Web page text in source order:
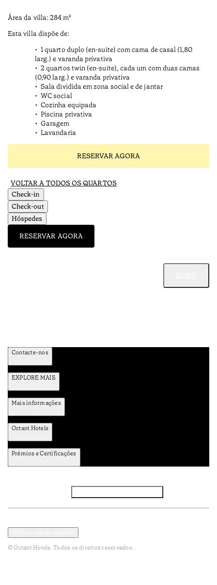
Área da villa: 284 m²
Esta villa dispõe de:
1 quarto duplo (en-suite) com cama de casal (1,80
larg.) e varanda privativa
2 quartos twin (en-suite), cada um com duas camas
(0,90 larg.) e varanda privativa
Sala dividida em zona social e de jantar
WC social
Cozinha equipada
Piscina privativa
Garagem
Lavandaria
RESERVAR AGORA
VOLTAR A TODOS OS QUARTOS
Check-in
Check-out
Hóspedes
RESERVAR AGORA
Contacte-nos
EXPLORE MAIS
Mais informações
Octant Hotels
Prémios e Certificações
© Octant Hotels. Todos os direitos reservados.